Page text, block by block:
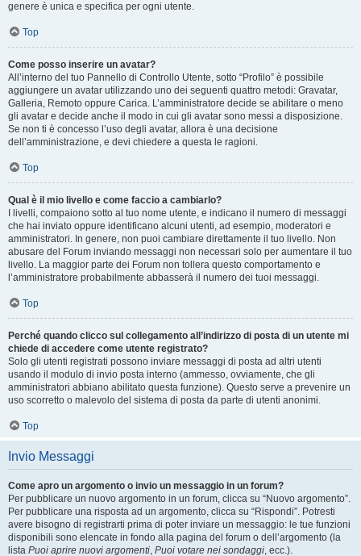
genere è unica e specifica per ogni utente.
Top
Come posso inserire un avatar?
All’interno del tuo Pannello di Controllo Utente, sotto “Profilo” è possibile
aggiungere un avatar utilizzando uno dei seguenti quattro metodi: Gravatar,
Galleria, Remoto oppure Carica. L’amministratore decide se abilitare o meno
gli avatar e decide anche il modo in cui gli avatar sono messi a disposizione.
Se non ti è concesso l’uso degli avatar, allora è una decisione
dell’amministrazione, e devi chiedere a questa le ragioni.
Top
Qual è il mio livello e come faccio a cambiarlo?
I livelli, compaiono sotto al tuo nome utente, e indicano il numero di messaggi
che hai inviato oppure identificano alcuni utenti, ad esempio, moderatori e
amministratori. In genere, non puoi cambiare direttamente il tuo livello. Non
abusare del Forum inviando messaggi non necessari solo per aumentare il tuo
livello. La maggior parte dei Forum non tollera questo comportamento e
l’amministratore probabilmente abbasserà il numero dei tuoi messaggi.
Top
Perché quando clicco sul collegamento all’indirizzo di posta di un utente mi
chiede di accedere come utente registrato?
Solo gli utenti registrati possono inviare messaggi di posta ad altri utenti
usando il modulo di invio posta interno (ammesso, ovviamente, che gli
amministratori abbiano abilitato questa funzione). Questo serve a prevenire un
uso scorretto o malevolo del sistema di posta da parte di utenti anonimi.
Top
Invio Messaggi
Come apro un argomento o invio un messaggio in un forum?
Per pubblicare un nuovo argomento in un forum, clicca su “Nuovo argomento”.
Per pubblicare una risposta ad un argomento, clicca su “Rispondi”. Potresti
avere bisogno di registrarti prima di poter inviare un messaggio: le tue funzioni
disponibili sono elencate in fondo alla pagina del forum o dell’argomento (la
lista Puoi aprire nuovi argomenti, Puoi votare nei sondaggi, ecc.).